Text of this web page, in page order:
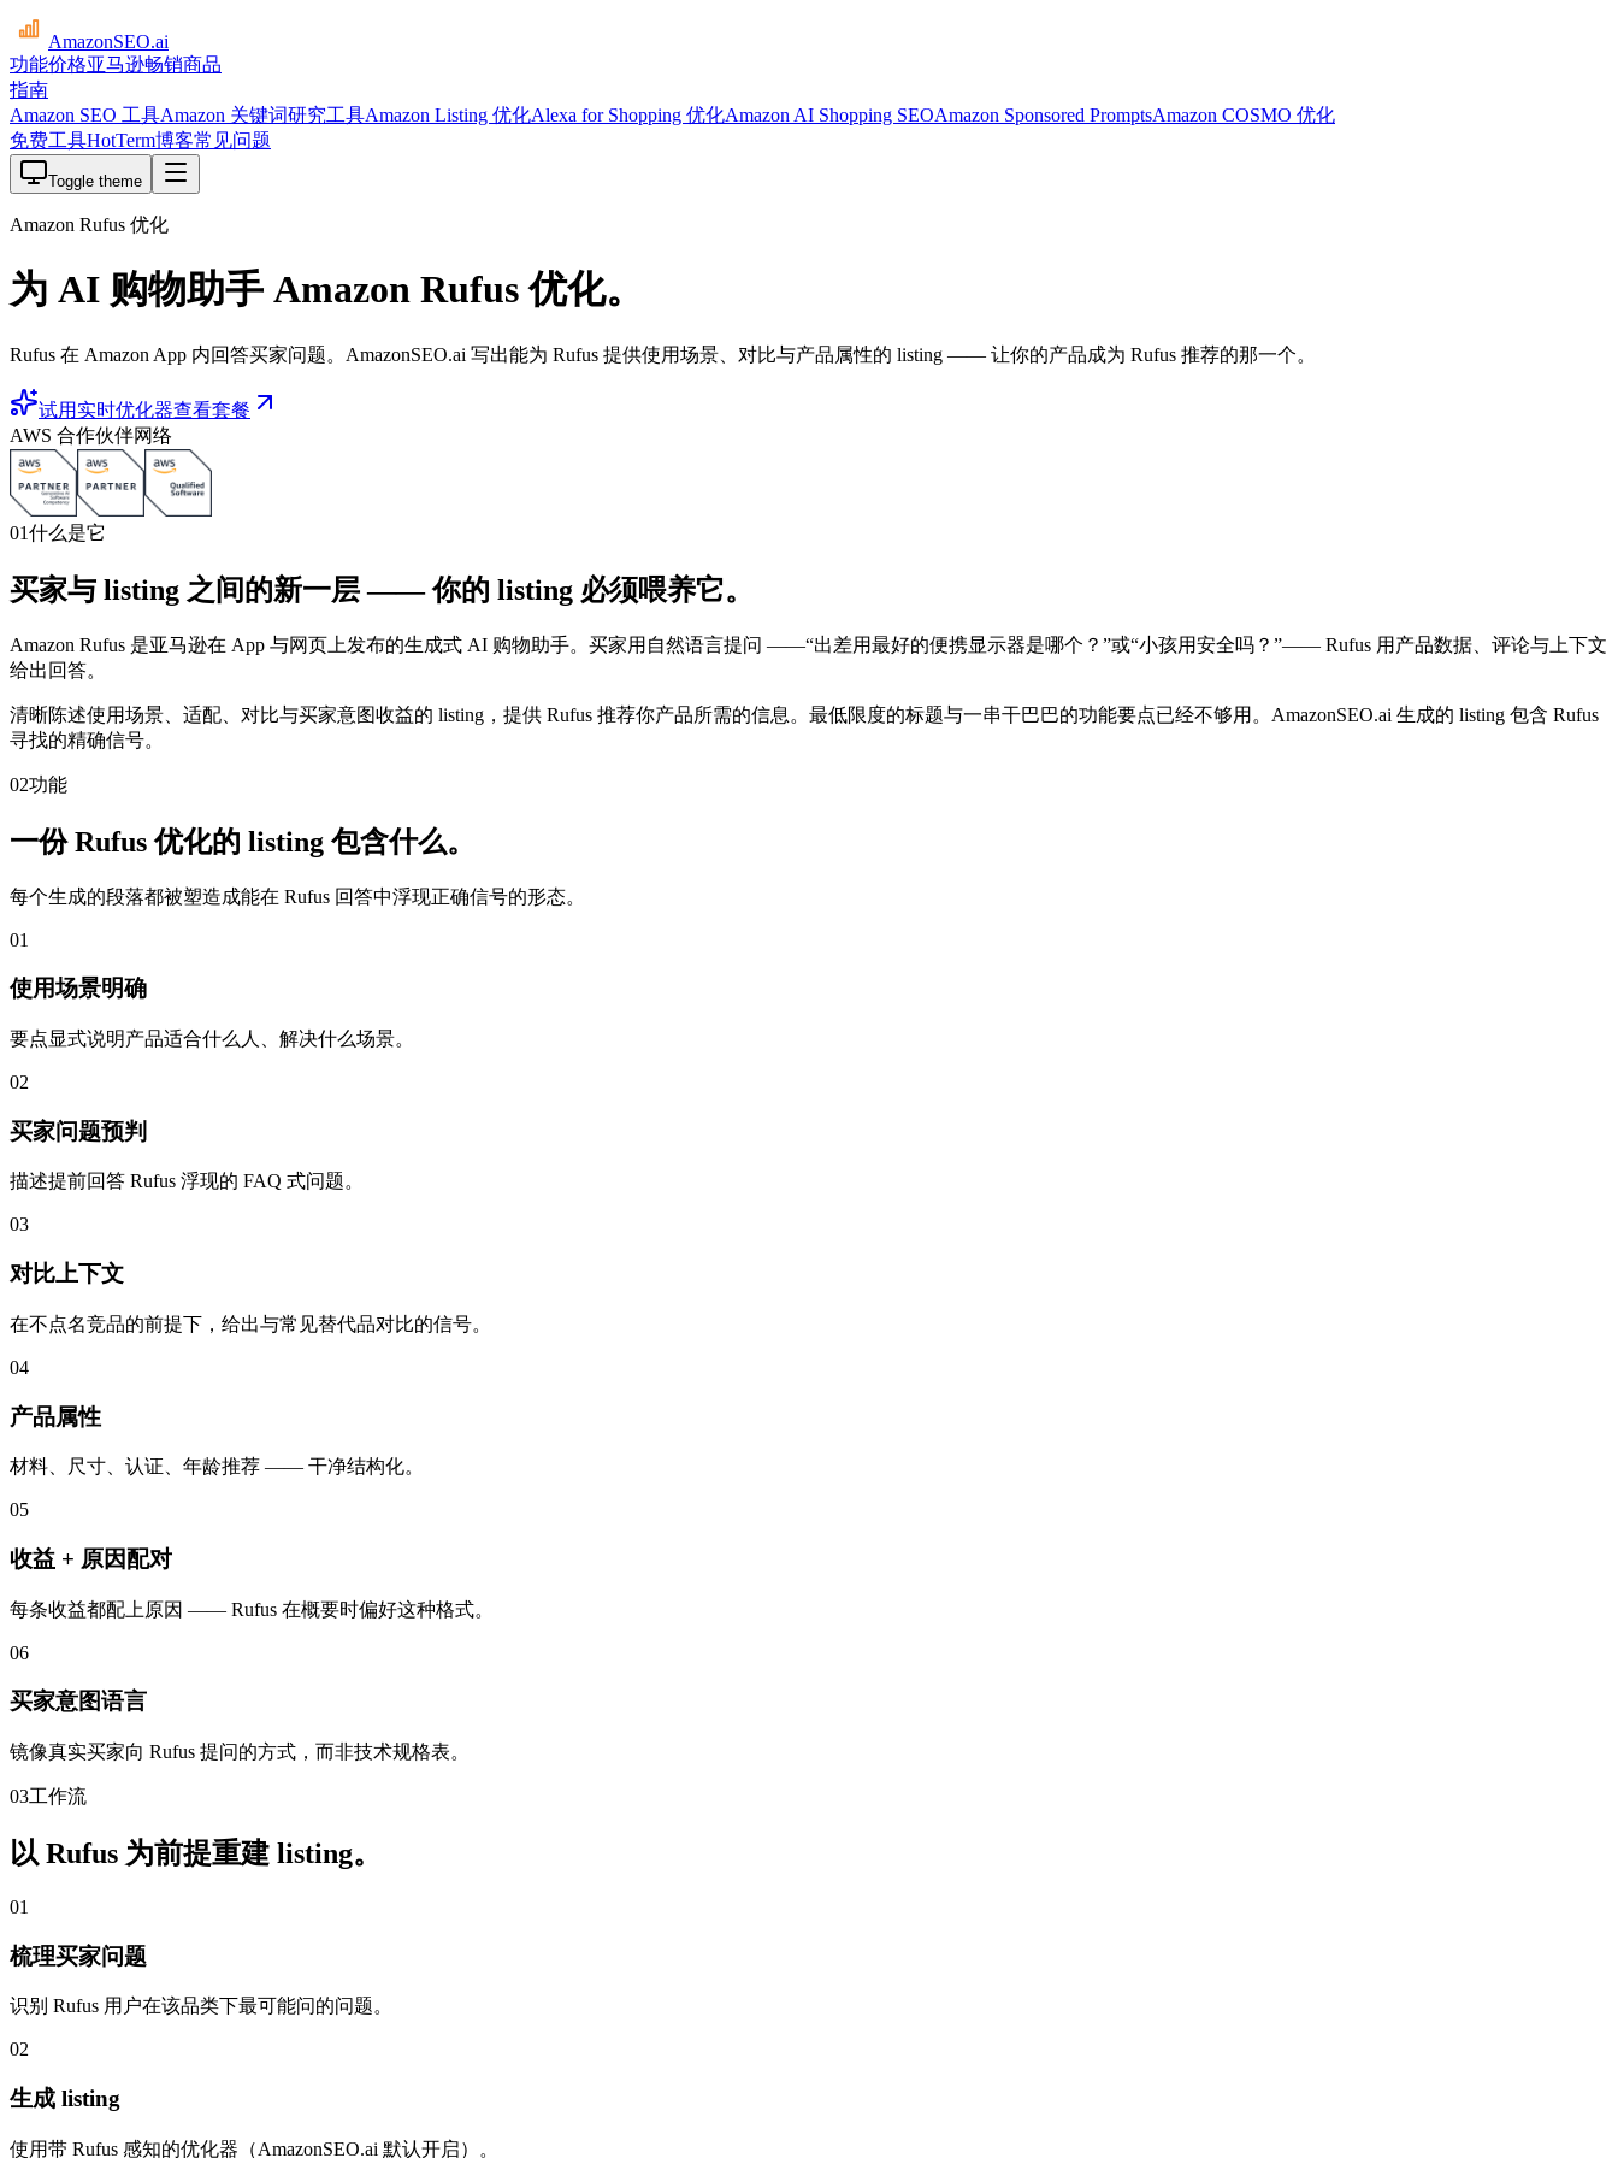
AmazonSEO.ai
功能价格亚马逊畅销商品
指南
Amazon SEO 工具Amazon 关键词研究工具Amazon Listing 优化Alexa for Shopping 优化Amazon AI Shopping SEOAmazon Sponsored PromptsAmazon COSMO 优化
免费工具HotTerm博客常见问题
Toggle theme
Amazon Rufus 优化
为 AI 购物助手 Amazon Rufus 优化。
Rufus 在 Amazon App 内回答买家问题。AmazonSEO.ai 写出能为 Rufus 提供使用场景、对比与产品属性的 listing —— 让你的产品成为 Rufus 推荐的那一个。
试用实时优化器查看套餐
AWS 合作伙伴网络
01什么是它
买家与 listing 之间的新一层 —— 你的 listing 必须喂养它。
Amazon Rufus 是亚马逊在 App 与网页上发布的生成式 AI 购物助手。买家用自然语言提问 ——“出差用最好的便携显示器是哪个？”或“小孩用安全吗？”—— Rufus 用产品数据、评论与上下文
给出回答。
清晰陈述使用场景、适配、对比与买家意图收益的 listing，提供 Rufus 推荐你产品所需的信息。最低限度的标题与一串干巴巴的功能要点已经不够用。AmazonSEO.ai 生成的 listing 包含 Rufus
寻找的精确信号。
02功能
一份 Rufus 优化的 listing 包含什么。
每个生成的段落都被塑造成能在 Rufus 回答中浮现正确信号的形态。
01
使用场景明确
要点显式说明产品适合什么人、解决什么场景。
02
买家问题预判
描述提前回答 Rufus 浮现的 FAQ 式问题。
03
对比上下文
在不点名竞品的前提下，给出与常见替代品对比的信号。
04
产品属性
材料、尺寸、认证、年龄推荐 —— 干净结构化。
05
收益 + 原因配对
每条收益都配上原因 —— Rufus 在概要时偏好这种格式。
06
买家意图语言
镜像真实买家向 Rufus 提问的方式，而非技术规格表。
03工作流
以 Rufus 为前提重建 listing。
01
梳理买家问题
识别 Rufus 用户在该品类下最可能问的问题。
02
生成 listing
使用带 Rufus 感知的优化器（AmazonSEO.ai 默认开启）。